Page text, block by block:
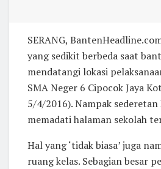
SERANG,
yang sedikit berbeda saat
mendatangi lokasi
SMA Neger 6 Cipocok Jaya
5/4/2016). Nampak
memadati halaman sekolah
Hal yang ‘tidak biasa’ juga
ruang kelas. Sebagian besar